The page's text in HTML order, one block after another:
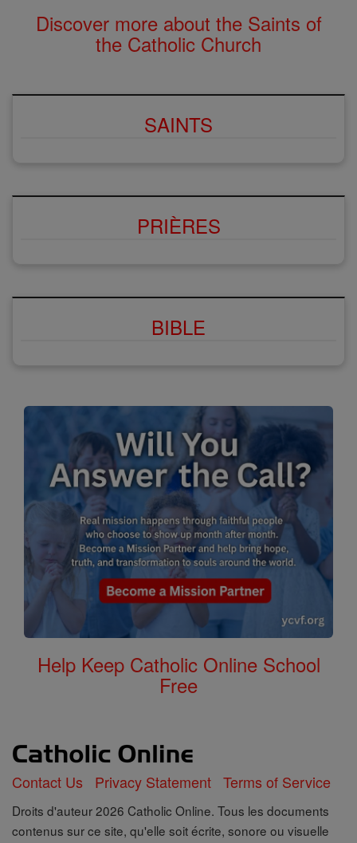
Discover more about the Saints of
the Catholic Church
SAINTS
PRIÈRES
BIBLE
Help Keep Catholic Online School
Free
Contact Us Privacy Statement Terms of Service
Droits d'auteur 2026 Catholic Online. Tous les documents
contenus sur ce site, qu'elle soit écrite, sonore ou visuelle